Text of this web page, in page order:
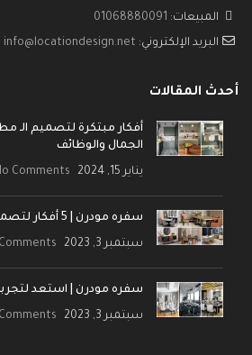
المبيعات: 01068880091
البريد الإلكتروني: info@locationdesign.net
أحدث المقالات
الجمال والوظائف
يناير 15, 2024 Comments
سفره مودرن | 5 أفكار لتصميم سفرة و بوفيه ونيش
سبتمبر 3, 2023
سفره مودرن | استعد
سبتمبر 3, 2023